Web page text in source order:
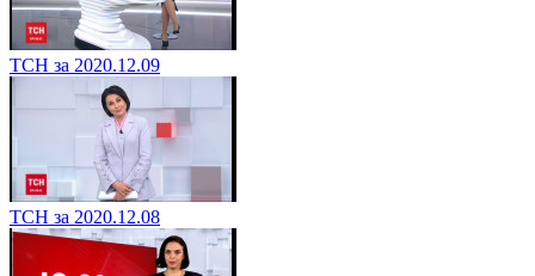
ТСН за 2020.12.09
ТСН за 2020.12.08